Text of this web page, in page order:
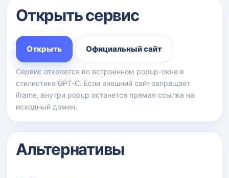
Открыть сервис
Открыть Официальный сайт
Сервис откроется во встроенном popup-окне в
стилистике GPT-C. Если внешний сайт запрещает
iframe, внутри popup останется прямая ссылка на
исходный домен.
Альтернативы